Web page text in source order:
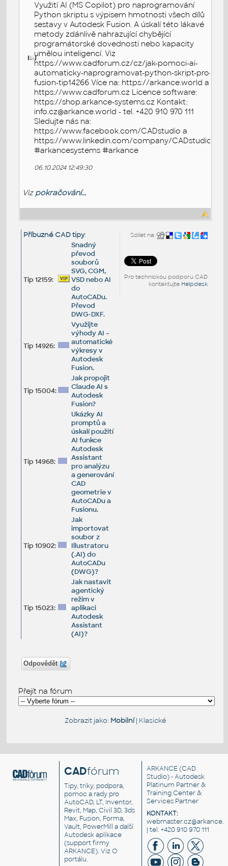
Využití AI (MS Copilot) pro naprogramování
Python skriptu s výpisem hmotnosti všech dílů
sestavy v Autodesk Fusion. A úskalí této lákavé
metody zdánlivě nahrazující chybějící
programátorské dovednosti nebo kapacity
umělou inteligencí. Viz
https://www.cadforum.cz/cz/jak-pomoci-ai-
automaticky-naprogramovat-python-skript-pro-
fusion-tip14266 Více na: https://arkance.world a
https://www.cadforum.cz Licence software:
https://shop.arkance-systems.cz Kontakt:
info.cz@arkance.world - tel. +420 910 970 111
Sledujte nás na:
https://www.facebook.com/CADstudio a
https://www.linkedin.com/company/CADstudio
#arkancesystems #arkance
06.10.2024 12:49:30
Viz pokračování...
Sdílet na:
Pro technickou podporu CAD
kontaktujte Helpdesk
Příbuzné CAD tipy:
Tip 12159:
Snadný
převod
souborů
SVG, CGM,
VSD nebo AI
do
AutoCADu.
Převod
DWG-DXF.
Tip 14926:
Využijte
výhody AI –
automatické
výkresy v
Autodesk
Fusion.
Tip 15004:
Jak propojit
Claude AI s
Autodesk
Fusion?
Tip 14968:
Ukázky AI
promptů a
úskalí použití
AI funkce
Autodesk
Assistant
pro analýzu
a generování
CAD
geometrie v
AutoCADu a
Fusionu.
Tip 10902:
Jak
importovat
soubor z
Illustratoru
(.AI) do
AutoCADu
(DWG)?
Tip 15023:
Jak nastavit
agentický
režim v
aplikaci
Autodesk
Assistant
(AI)?
Odpovědět
Přejít na fórum
Zobrazit jako: Mobilní| Klasické
CADfórum
Tipy, triky, podpora,
pomoc a rady pro
AutoCAD, LT, Inventor,
Revit, Map, Civil 3D, 3ds
Max, Fusion, Forma,
Vault, PowerMill a další
Autodesk aplikace
(support firmy
ARKANCE). VizO
portálu.
ARKANCE (CAD
Studio) - Autodesk
Platinum Partner &
Training Center &
Services Partner
KONTAKT:
| tel. +420 910 970 111